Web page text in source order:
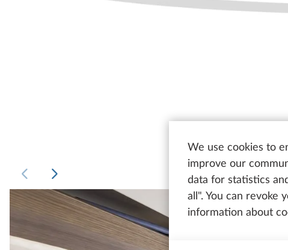
We use cookies to
improve our
data for statistics
all". You can revoke
information about